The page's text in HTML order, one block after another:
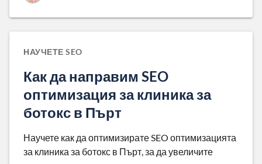
НАУЧЕТЕ SEO
Как да направим SEO
оптимизация за клиника за
ботокс в Пърт
Научете как да оптимизирате SEO оптимизацията
за клиника за ботокс в Пърт, за да увеличите